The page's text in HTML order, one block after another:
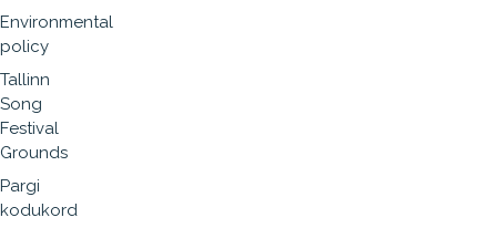
Environmental
policy
Tallinn
Song
Festival
Grounds
Pargi
kodukord